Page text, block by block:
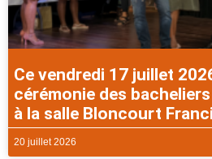
Ce vendredi 17 juillet
cérémonie des
à la salle Bloncourt
20 juillet 2026